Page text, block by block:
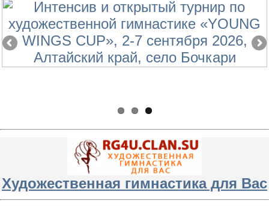
Художественная гимнастика для Вас